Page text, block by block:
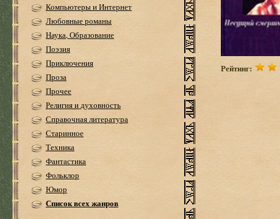
Компьютеры и Интернет
Любовные романы
Наука, Образование
Поэзия
Приключения
Проза
Прочее
Религия и духовность
Справочная литература
Старинное
Техника
Фантастика
Фольклор
Юмор
Список всех жанров
Рейтинг: